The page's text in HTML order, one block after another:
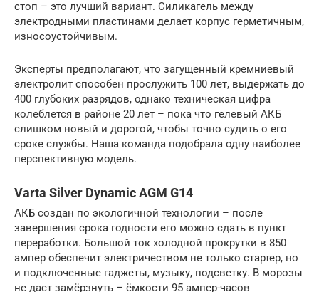
стоп – это лучший вариант. Силикагель между
электродными пластинами делает корпус герметичным,
износоустойчивым.
Эксперты предполагают, что загущенный кремниевый
электролит способен прослужить 100 лет, выдержать до
400 глубоких разрядов, однако техническая цифра
колеблется в районе 20 лет – пока что гелевый АКБ
слишком новый и дорогой, чтобы точно судить о его
сроке службы. Наша команда подобрала одну наиболее
перспективную модель.
Varta Silver Dynamic AGM G14
АКБ создан по экологичной технологии – после
завершения срока годности его можно сдать в пункт
переработки. Большой ток холодной прокрутки в 850
ампер обеспечит электричеством не только стартер, но
и подключенные гаджеты, музыку, подсветку. В морозы
не даст замёрзнуть – ёмкости 95 ампер-часов